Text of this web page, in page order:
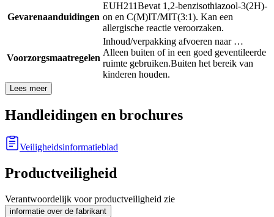
Gevarenaanduidingen
EUH211Bevat 1,2-benzisothiazool-3(2H)-
on en C(M)IT/MIT(3:1). Kan een
allergische reactie veroorzaken.
Voorzorgsmaatregelen
Inhoud/verpakking afvoeren naar …
Alleen buiten of in een goed geventileerde
ruimte gebruiken.Buiten het bereik van
kinderen houden.
Lees meer
Handleidingen en brochures
Veiligheidsinformatieblad
Productveiligheid
Verantwoordelijk voor productveiligheid zie
informatie over de fabrikant